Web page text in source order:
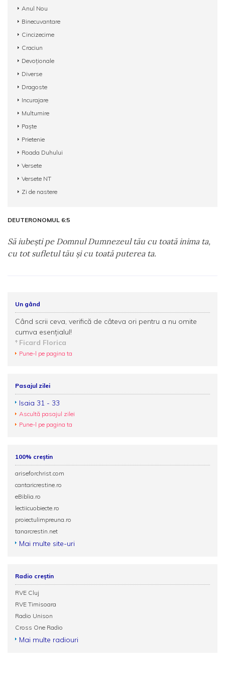
Anul Nou
Binecuvantare
Cincizecime
Craciun
Devoționale
Diverse
Dragoste
Incurajare
Multumire
Paște
Prietenie
Roada Duhului
Versete
Versete NT
Zi de nastere
DEUTERONOMUL 6:5
Să iubeşti pe Domnul Dumnezeul tău cu toată inima ta,
cu tot sufletul tău şi cu toată puterea ta.
Un gând
Când scrii ceva, verifică de câteva ori pentru a nu omite
cumva esenţialul!
Ficard Florica
Pune-l pe pagina ta
Pasajul zilei
Isaia 31 - 33
Ascultă pasajul zilei
Pune-l pe pagina ta
100% creștin
ariseforchrist.com
cantaricrestine.ro
eBiblia.ro
lectiicuobiecte.ro
proiectulimpreuna.ro
tanarcrestin.net
Mai multe site-uri
Radio creștin
RVE Cluj
RVE Timisoara
Radio Unison
Cross One Radio
Mai multe radiouri